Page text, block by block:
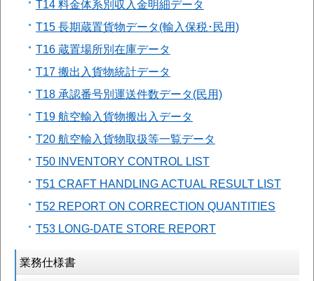
業務仕様書
T14 料金体系別収入金明細データ
T15 長期蔵置貨物データ(輸入保税･民用)
T16 蔵置場所別在庫データ
T17 搬出入貨物統計データ
T18 承認番号別運送件数データ(民用)
T19 航空輸入貨物搬出入データ
T20 航空輸入貨物取扱等一覧データ
T50 INVENTORY CONTROL LIST
T51 CRAFT HANDLING ACTUAL RESULT LIST
T52 REPORT ON CORRECTION QUANTITIES
T53 LONG-DATE STORE REPORT